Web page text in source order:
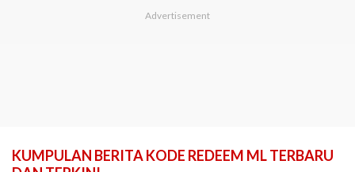
KUMPULAN BERITA KODE REDEEM ML TERBARU